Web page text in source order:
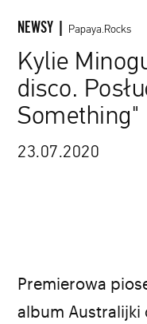
NEWSY | Papaya.Rocks
Kylie
disco.
Something"
23.07.2020
Premierowa
album Australijki